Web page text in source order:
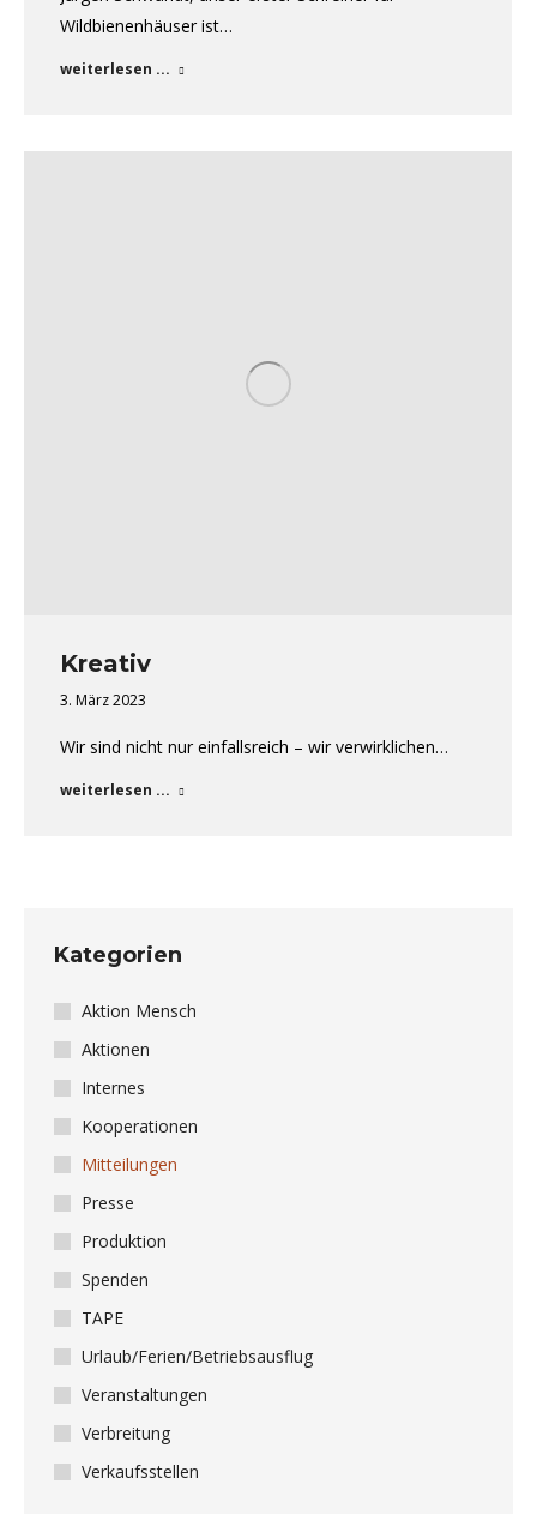
Wildbienenhäuser ist…
weiterlesen ...
Kreativ
3. März 2023
Wir sind nicht nur einfallsreich – wir verwirklichen…
weiterlesen ...
Kategorien
Aktion Mensch
Aktionen
Internes
Kooperationen
Mitteilungen
Presse
Produktion
Spenden
TAPE
Urlaub/Ferien/Betriebsausflug
Veranstaltungen
Verbreitung
Verkaufsstellen